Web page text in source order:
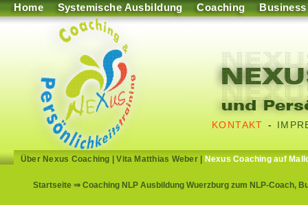
Home Systemische Ausbildung Coaching Business
KONTAKT -
Über Nexus Coaching |Vita Matthias Weber| Nexus Coaching auf
Startseite ⇒ Coaching NLP Ausbildung Wuerzburg zum NLP-Coach,